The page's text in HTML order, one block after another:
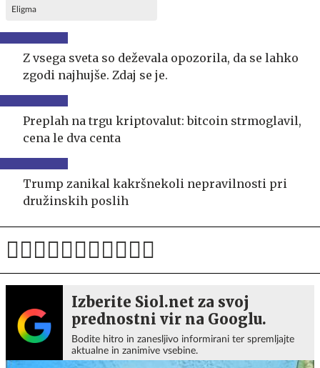
Eligma
Z vsega sveta so deževala opozorila, da se lahko
zgodi najhujše. Zdaj se je.
Preplah na trgu kriptovalut: bitcoin strmoglavil,
cena le dva centa
Trump zanikal kakršnekoli nepravilnosti pri
družinskih poslih
Izberite Siol.net za svoj
prednostni vir na Googlu.
Bodite hitro in zanesljivo informirani ter spremljajte
aktualne in zanimive vsebine.